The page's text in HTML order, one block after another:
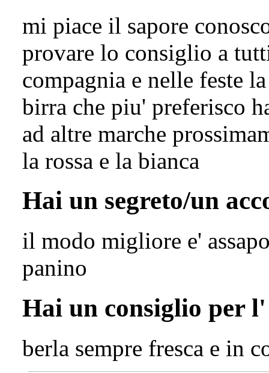
mi piace il sapore
provare lo consiglio a
compagnia e nelle feste
birra che piu' preferisco
ad altre marche
la rossa e la bianca
Hai un segreto/un
il modo migliore e'
panino
Hai un consiglio per
berla sempre fresca e in